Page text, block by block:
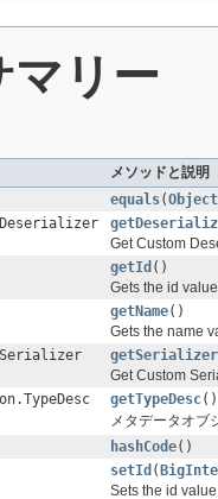
マリー
メソッドと説明
equals(Object
Get Custom
getId ()
Gets the id
getName()
Gets the name
getSerializer
Get Custom
getTypeDesc()
メタデータオブ
hashCode()
setId (
Sets the id